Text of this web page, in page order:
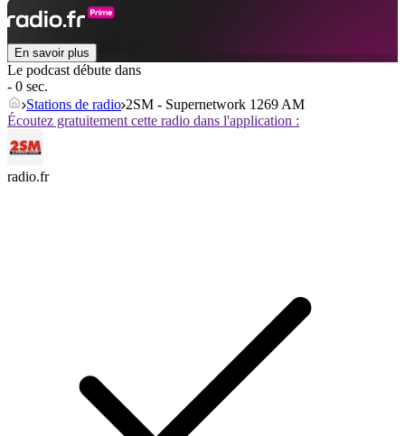
En savoir plus
Le podcast débute dans
- 0 sec.
Stations de radio 2SM - Supernetwork 1269 AM
Écoutez gratuitement cette radio dans l'application :
radio.fr